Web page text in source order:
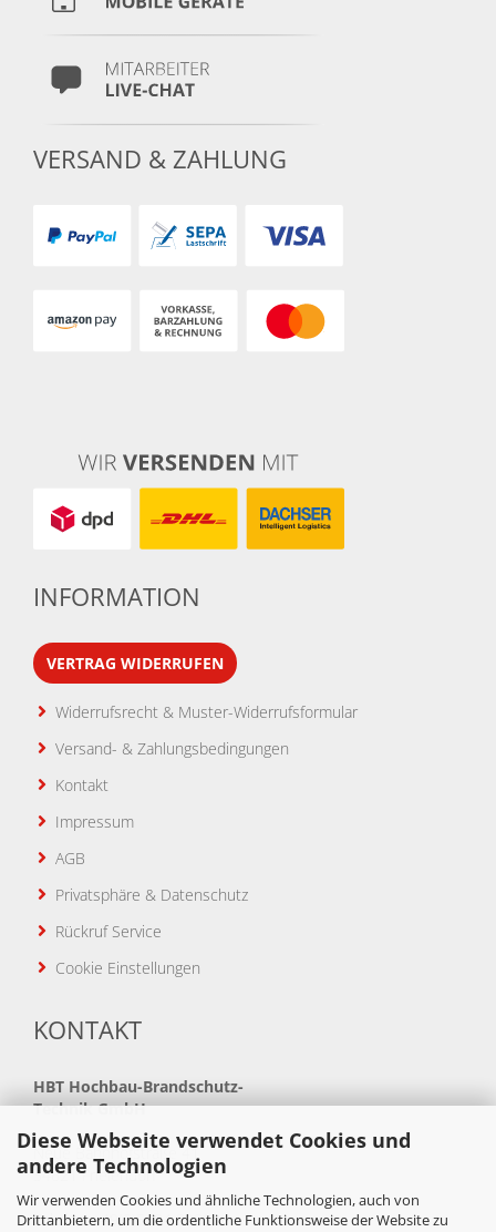
Diese Webseite verwendet Cookies und
andere Technologien
Wir verwenden Cookies und ähnliche Technologien, auch von
Drittanbietern, um die ordentliche Funktionsweise der Website zu
VERSAND & ZAHLUNG
INFORMATION
VERTRAG WIDERRUFEN
Widerrufsrecht & Muster-Widerrufsformular
Versand- & Zahlungsbedingungen
Kontakt
Impressum
AGB
Privatsphäre & Datenschutz
Rückruf Service
Cookie Einstellungen
KONTAKT
HBT Hochbau-Brandschutz-
Technik GmbH
Neue Bahnhofstraße 41
34621 Frielendorf
Telefon: +49(0)5684 99880